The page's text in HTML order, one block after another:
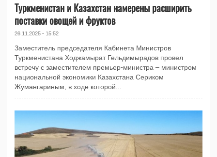
Туркменистан и Казахстан намерены расширить
поставки овощей и фруктов
26.11.2025 - 15:52
Заместитель председателя Кабинета Министров
Туркменистана Ходжамырат Гельдимырадов провел
встречу с заместителем премьер-министра – министром
национальной экономики Казахстана Сериком
Жумангариным, в ходе которой...